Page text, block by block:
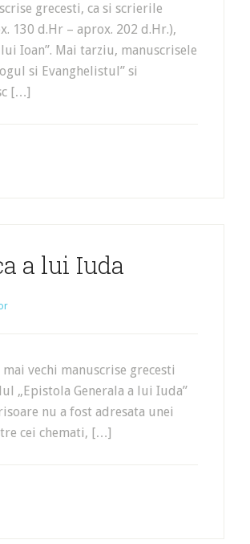
grecesti, ca si scrierile
d.Hr – aprox. 202 d.Hr.),
Ioan”. Mai tarziu, manuscrisele
si Evanghelistul” si
[…]
a lui Iuda
vechi manuscrise grecesti
„Epistola Generala a lui Iuda”
nu a fost adresata unei
cei chemati, […]